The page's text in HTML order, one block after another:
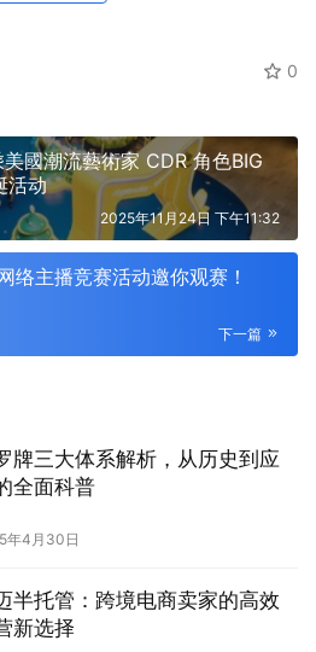
0
國潮流藝術家 CDR 角色BIG
活动
2025年11月24日 下午11:32
络主播竞赛活动邀你观赛！
下一篇
牌三大体系解析，从历史到应
全面科普
年4月30日
半托管：跨境电商卖家的高效
新选择